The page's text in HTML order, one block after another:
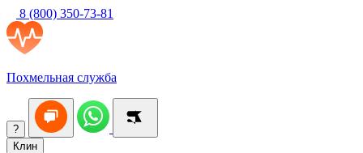
8 (800) 350-73-81
Похмельная служба
?
Клин